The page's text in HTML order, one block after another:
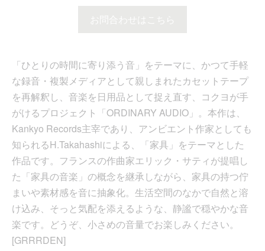
お問合わせはこちら
「ひとりの時間に寄り添う音」をテーマに、かつて手軽
な録音・複製メディアとして親しまれたカセットテープ
を再解釈し、音楽を日用品として捉え直す、コクヨが手
がけるプロジェクト「ORDINARY AUDIO」。本作は、
Kankyo Records主宰であり、アンビエント作家としても
知られるH.Takahashiによる、「家具」をテーマとした
作品です。フランスの作曲家エリック・サティが提唱し
た「家具の音楽」の概念を継承しながら、家具の持つ佇
まいや素材感を音に抽象化。生活空間のなかで自然と溶
け込み、そっと気配を添えるような、静謐で穏やかな音
楽です。どうぞ、小さめの音量でお楽しみください。
[GRRRDEN]